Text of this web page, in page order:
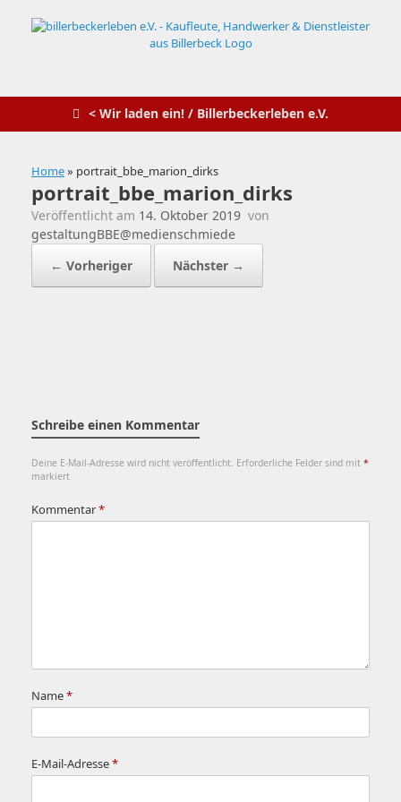
< Wir laden ein! / Billerbeckerleben e.V.
Home» portrait_bbe_marion_dirks
portrait_bbe_marion_dirks
Veröffentlicht am 14. Oktober 2019 von
gestaltungBBE@medienschmiede
← Vorheriger
Nächster →
Schreibe einen Kommentar
Deine E-Mail-Adresse wird nicht veröffentlicht. Erforderliche Felder sind mit *
markiert
Kommentar*
Name*
E-Mail-Adresse*